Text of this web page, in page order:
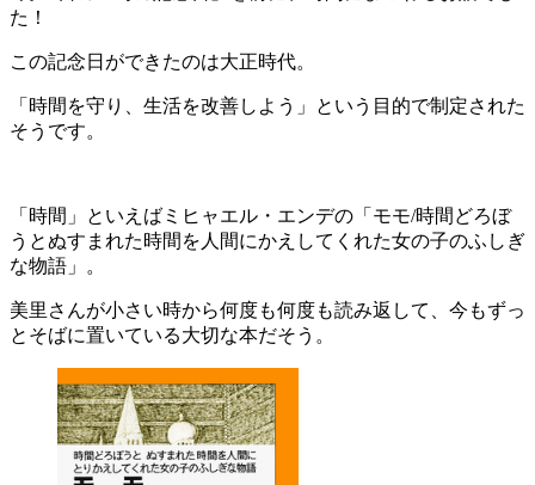
た！
この記念日ができたのは大正時代。
「時間を守り、生活を改善しよう」という目的で制定された
そうです。
「時間」といえばミヒャエル・エンデの「モモ/時間どろぼ
うとぬすまれた時間を人間にかえしてくれた女の子のふしぎ
な物語」。
美里さんが小さい時から何度も何度も読み返して、今もずっ
とそばに置いている大切な本だそう。